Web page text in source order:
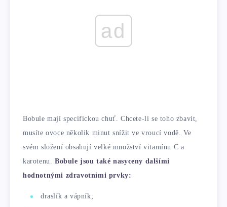
ad
Bobule mají specifickou chuť. Chcete-li se toho zbavit,
musíte ovoce několik minut snížit ve vroucí vodě. Ve
svém složení obsahují velké množství vitamínu C a
karotenu. Bobule jsou také nasyceny dalšími
hodnotnými zdravotními prvky:
draslík a vápník;